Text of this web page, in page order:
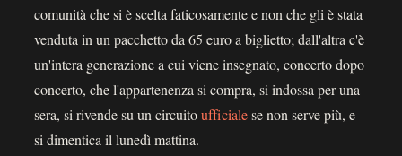
comunità che si è scelta faticosamente e non che gli è stata
venduta in un pacchetto da 65 euro a biglietto; dall'altra c'è
un'intera generazione a cui viene insegnato, concerto dopo
concerto, che l'appartenenza si compra, si indossa per una
sera, si rivende su un circuitoufficialese non serve più, e
si dimentica il lunedì mattina.